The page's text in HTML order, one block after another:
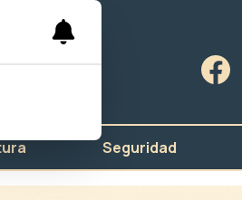
Seguridad